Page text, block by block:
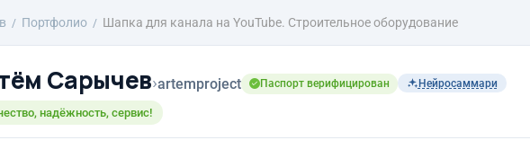
Портфолио Шапка для канала на YouTube. Строительное оборудование
Сарычев›artemproject Паспорт верифицирован Нейросаммари
надёжность, сервис!